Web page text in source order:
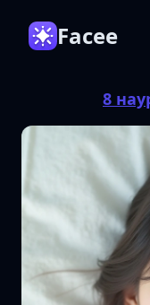
Facee
8